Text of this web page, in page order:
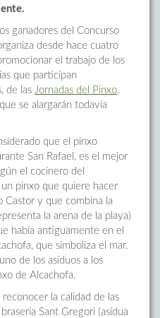
ganadores del Concurso
desde hace cuatro
el trabajo de los
que participan
de las Jornadas del Pinxo,
se alargarán todavía
que el pinxo
San Rafael, es el mejor
el cocinero del
pinxo que quiere hacer
Castor y que combina la
la arena de la playa)
había antiguamente en el
que simboliza el mar.
de los asiduos a los
de Alcachofa.
la calidad de las
Sant Gregori (asidua